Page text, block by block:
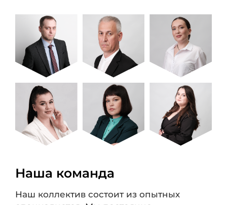
Наша команда
Наш коллектив состоит из опытных